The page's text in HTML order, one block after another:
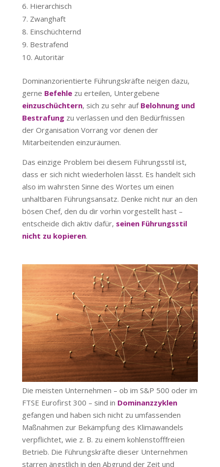
Hierarchisch
Zwanghaft
Einschüchternd
Bestrafend
Autoritär
Dominanzorientierte Führungskräfte neigen dazu,
gerne Befehlezu erteilen, Untergebene
einzuschüchtern, sich zu sehr auf Belohnung und
Bestrafungzu verlassen und den Bedürfnissen
der Organisation Vorrang vor denen der
Mitarbeitenden einzuräumen.
Das einzige Problem bei diesem Führungsstil ist,
dass er sich nicht wiederholen lässt. Es handelt sich
also im wahrsten Sinne des Wortes um einen
unhaltbaren Führungsansatz. Denke nicht nur an den
bösen Chef, den du dir vorhin vorgestellt hast –
entscheide dich aktiv dafür, seinen Führungsstil
nicht zu kopieren.
Die meisten Unternehmen – ob im S&P 500 oder im
FTSE Eurofirst 300 – sind in Dominanzzyklen
gefangen und haben sich nicht zu umfassenden
Maßnahmen zur Bekämpfung des Klimawandels
verpflichtet, wie z. B. zu einem kohlenstofffreien
Betrieb. Die Führungskräfte dieser Unternehmen
starren ängstlich in den Abgrund der Zeit und